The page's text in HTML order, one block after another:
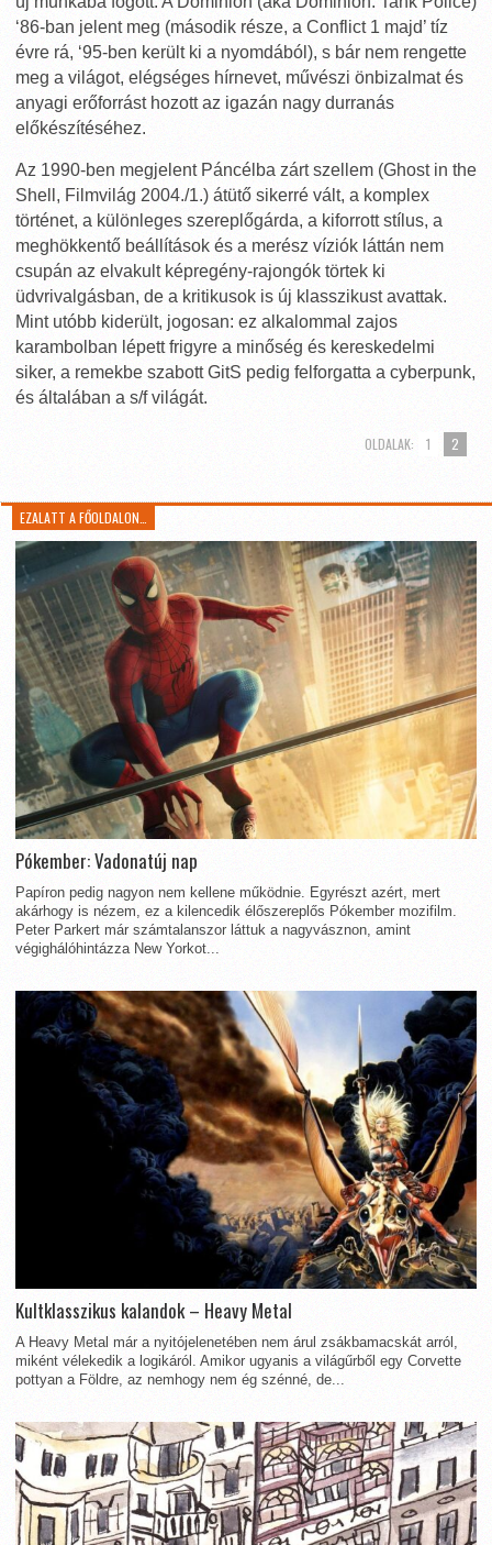
‘86-ban jelent meg (második része, a Conflict 1 majd’ tíz
évre rá, ‘95-ben került ki a nyomdából), s bár nem rengette
meg a világot, elégséges hírnevet, művészi önbizalmat és
anyagi erőforrást hozott az igazán nagy durranás
előkészítéséhez.
Az 1990-ben megjelent Páncélba zárt szellem (Ghost in the
Shell, Filmvilág 2004./1.) átütő sikerré vált, a komplex
történet, a különleges szereplőgárda, a kiforrott stílus, a
meghökkentő beállítások és a merész víziók láttán nem
csupán az elvakult képregény-rajongók törtek ki
üdvrivalgásban, de a kritikusok is új klasszikust avattak.
Mint utóbb kiderült, jogosan: ez alkalommal zajos
karambolban lépett frigyre a minőség és kereskedelmi
siker, a remekbe szabott GitS pedig felforgatta a cyberpunk,
és általában a s/f világát.
OLDALAK: 1 2
EZALATT A FŐOLDALON…
Pókember: Vadonatúj nap
Papíron pedig nagyon nem kellene működnie. Egyrészt azért, mert
akárhogy is nézem, ez a kilencedik élőszereplős Pókember mozifilm.
Peter Parkert már számtalanszor láttuk a nagyvásznon, amint
végighálóhintázza New Yorkot...
Kultklasszikus kalandok – Heavy Metal
A Heavy Metal már a nyitójelenetében nem árul zsákbamacskát arról,
miként vélekedik a logikáról. Amikor ugyanis a világűrből egy Corvette
pottyan a Földre, az nemhogy nem ég szénné, de...